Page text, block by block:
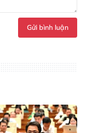
Gửi bình luận